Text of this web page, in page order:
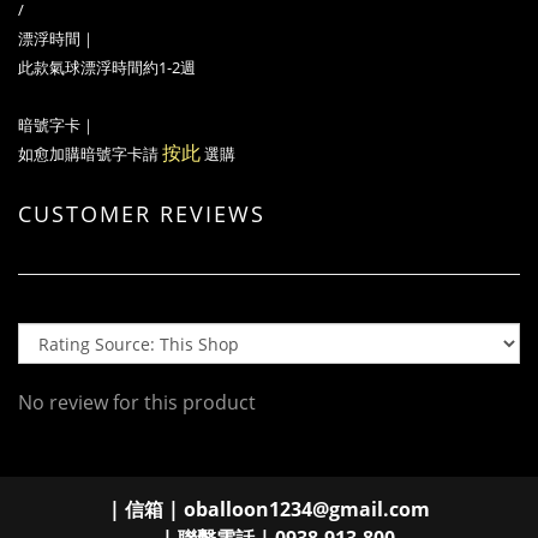
/
漂浮時間｜
此款氣球漂浮時間約1-2週
暗號字卡 ｜
如愈加購暗號字卡請按此選購
CUSTOMER REVIEWS
No review for this product
| 信箱 | oballoon1234@gmail.com